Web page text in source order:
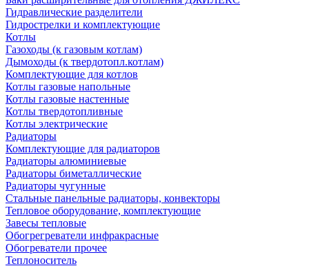
Гидравлические разделители
Гидрострелки и комплектующие
Котлы
Газоходы (к газовым котлам)
Дымоходы (к твердотопл.котлам)
Комплектующие для котлов
Котлы газовые напольные
Котлы газовые настенные
Котлы твердотопливные
Котлы электрические
Радиаторы
Комплектующие для радиаторов
Радиаторы алюминиевые
Радиаторы биметаллические
Радиаторы чугунные
Стальные панельные радиаторы, конвекторы
Тепловое оборудование, комплектующие
Завесы тепловые
Обогрегреватели инфракрасные
Обогреватели прочее
Теплоноситель